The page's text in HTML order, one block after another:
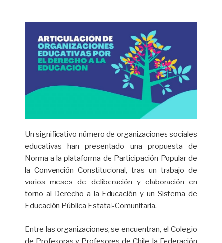
Un significativo número de organizaciones sociales
educativas han presentado una propuesta de
Norma a la plataforma de Participación Popular de
la Convención Constitucional, tras un trabajo de
varios meses de deliberación y elaboración en
torno al Derecho a la Educación y un Sistema de
Educación Pública Estatal-Comunitaria.
Entre las organizaciones, se encuentran, el Colegio
de Profesoras y Profesores de Chile, la Federación